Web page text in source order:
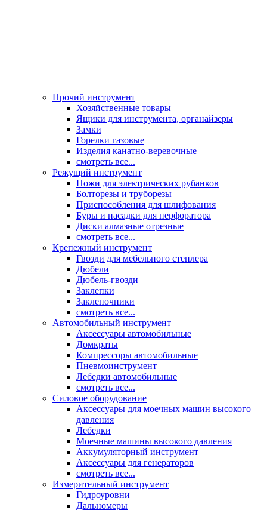
Прочий инструмент
Хозяйственные товары
Ящики для инструмента, органайзеры
Замки
Горелки газовые
Изделия канатно-веревочные
смотреть все...
Режущий инструмент
Ножи для электрических рубанков
Болторезы и труборезы
Приспособления для шлифования
Буры и насадки для перфоратора
Диски алмазные отрезные
смотреть все...
Крепежный инструмент
Гвозди для мебельного степлера
Дюбели
Дюбель-гвозди
Заклепки
Заклепочники
смотреть все...
Автомобильный инструмент
Аксессуары автомобильные
Домкраты
Компрессоры автомобильные
Пневмоинструмент
Лебедки автомобильные
смотреть все...
Силовое оборудование
Аксессуары для моечных машин высокого
давления
Лебедки
Моечные машины высокого давления
Аккумуляторный инструмент
Аксессуары для генераторов
смотреть все...
Измерительный инструмент
Гидроуровни
Дальномеры